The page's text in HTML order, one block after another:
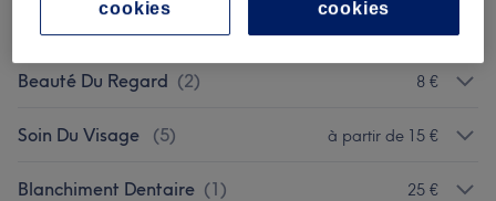
Beauté Du Regard (2) 8 €
Soin Du Visage (5) à partir de 15 €
Blanchiment Dentaire (1) 25 €
cookies
cookies